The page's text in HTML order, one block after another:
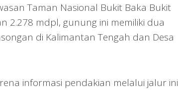
Taman Nasional Bukit Baka Bukit
2.278 mdpl, gunung ini memiliki dua
di Kalimantan Tengah dan Desa
informasi pendakian melalui jalur ini